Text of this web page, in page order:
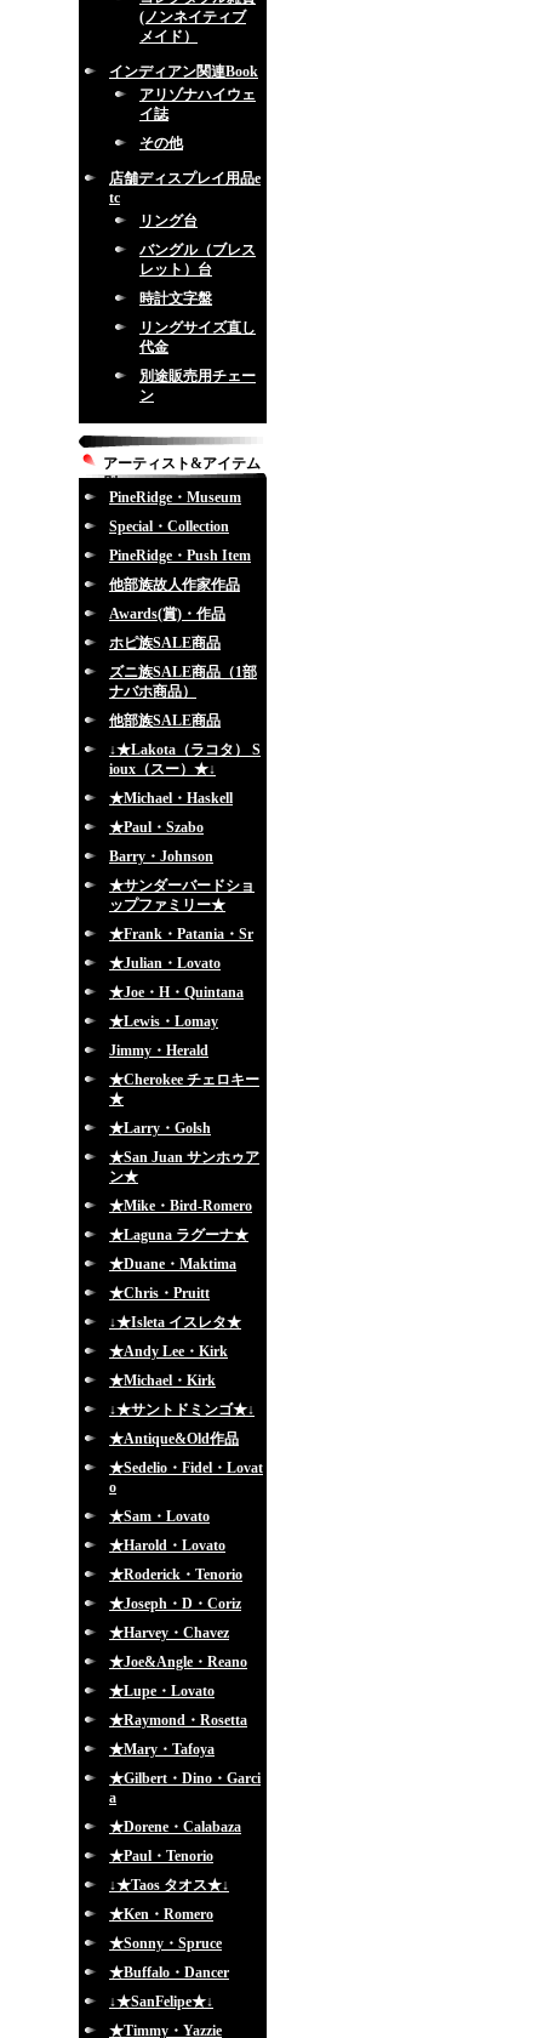
(ノンネイティブ
メイド）
インディアン関連Book
アリゾナハイウェ
イ誌
その他
店舗ディスプレイ用品e
tc
リング台
バングル（ブレス
レット）台
時計文字盤
リングサイズ直し
代金
別途販売用チェー
ン
アーティスト&アイテム
別
PineRidge・Museum
Special・Collection
PineRidge・Push Item
他部族故人作家作品
Awards(賞)・作品
ホピ族SALE商品
ズニ族SALE商品（1部
ナバホ商品）
他部族SALE商品
↓★Lakota（ラコタ） S
ioux（スー）★↓
★Michael・Haskell
★Paul・Szabo
Barry・Johnson
★サンダーバードショ
ップファミリー★
★Frank・Patania・Sr
★Julian・Lovato
★Joe・H・Quintana
★Lewis・Lomay
Jimmy・Herald
★Cherokee チェロキー
★
★Larry・Golsh
★San Juan サンホゥア
ン★
★Mike・Bird-Romero
★Laguna ラグーナ★
★Duane・Maktima
★Chris・Pruitt
↓★Isleta イスレタ★
★Andy Lee・Kirk
★Michael・Kirk
↓★サントドミンゴ★↓
★Antique&Old作品
★Sedelio・Fidel・Lovat
o
★Sam・Lovato
★Harold・Lovato
★Roderick・Tenorio
★Joseph・D・Coriz
★Harvey・Chavez
★Joe&Angle・Reano
★Lupe・Lovato
★Raymond・Rosetta
★Mary・Tafoya
★Gilbert・Dino・Garci
a
★Dorene・Calabaza
★Paul・Tenorio
↓★Taos タオス★↓
★Ken・Romero
★Sonny・Spruce
★Buffalo・Dancer
↓★SanFelipe★↓
★Timmy・Yazzie